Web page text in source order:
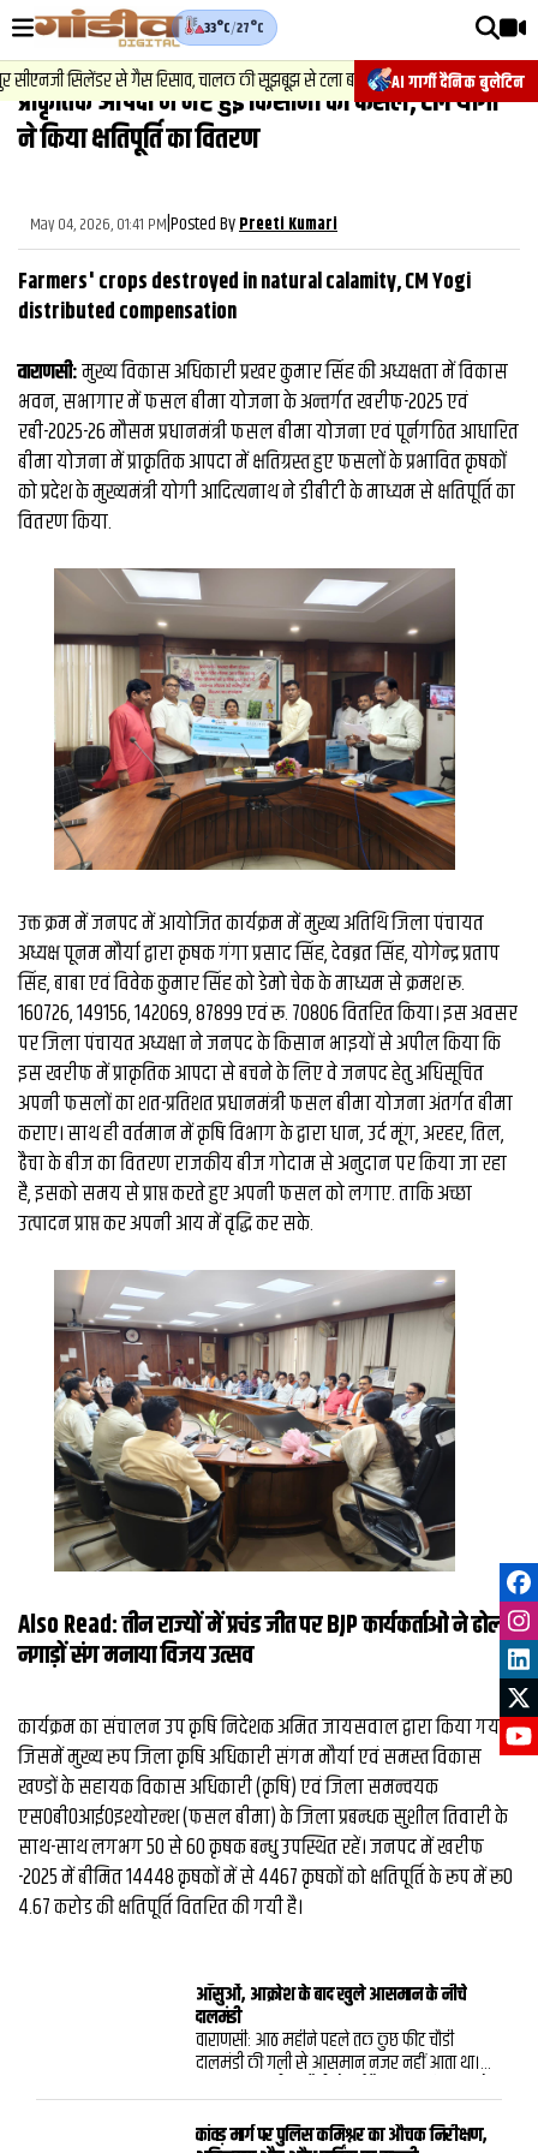
AI गार्गी दैनिक बुलेटिन
33°C/27°C
सिलेंडर से गैस रिसाव, चालक की सूझबूझ से टला बड़ा हादसा. 2.न्यूज़-चेसिस
वीडियोज़
वाराणसी न्यूज़
राजनीति
साहित्य
संस्कृति
ख़ान पान और जीवनशैली
अंतरराष्ट्रीय
फैक्ट चेक
मौसम
देश
प्राकृतिक आपदा में नष्ट हुई किसानों की फसलें, CM योगी
ने किया क्षतिपूर्ति का वितरण
May 04, 2026, 01:41 PM|Posted ByPreeti Kumari
Farmers' crops destroyed in natural calamity, CM Yogi
distributed compensation
वाराणसी:मुख्य विकास अधिकारी प्रखर कुमार सिंह की अध्यक्षता में विकास
भवन, सभागार में फसल बीमा योजना के अन्तर्गत खरीफ-2025 एवं
रबी-2025-26 मौसम प्रधानमंत्री फसल बीमा योजना एवं पूर्नगठित आधारित
बीमा योजना में प्राकृतिक आपदा में क्षतिग्रस्त हुए फसलों के प्रभावित कृषकों
को प्रदेश के मुख्यमंत्री योगी आदित्यनाथ ने डीबीटी के माध्यम से क्षतिपूर्ति का
वितरण किया.
उक्त क्रम में जनपद में आयोजित कार्यक्रम में मुख्य अतिथि जिला पंचायत
अध्यक्ष पूनम मौर्या द्वारा कृषक गंगा प्रसाद सिंह, देवब्रत सिंह, योगेन्द्र प्रताप
सिंह, बाबा एवं विवेक कुमार सिंह को डेमो चेक के माध्यम से क्रमश रू.
160726, 149156, 142069, 87899 एवं रू. 70806 वितरित किया। इस अवसर
पर जिला पंचायत अध्यक्षा ने जनपद के किसान भाइयों से अपील किया कि
इस खरीफ में प्राकृतिक आपदा से बचने के लिए वे जनपद हेतु अधिसूचित
अपनी फसलों का शत-प्रतिशत प्रधानमंत्री फसल बीमा योजना अंतर्गत बीमा
कराए। साथ ही वर्तमान में कृषि विभाग के द्वारा धान, उर्द मूंग, अरहर, तिल,
ढैचा के बीज का वितरण राजकीय बीज गोदाम से अनुदान पर किया जा रहा
है, इसको समय से प्राप्त करते हुए अपनी फसल को लगाए. ताकि अच्छा
उत्पादन प्राप्त कर अपनी आय में वृद्धि कर सके.
Also Read:तीन राज्यों में प्रचंड जीत पर BJP कार्यकर्ताओं ने ढोल
नगाड़ों संग मनाया विजय उत्सव
कार्यक्रम का संचालन उप कृषि निदेशक अमित जायसवाल द्वारा किया गया।
जिसमें मुख्य रूप जिला कृषि अधिकारी संगम मौर्या एवं समस्त विकास
खण्डों के सहायक विकास अधिकारी (कृषि) एवं जिला समन्वयक
एस0बी0आई0इश्योरन्श (फसल बीमा) के जिला प्रबन्धक सुशील तिवारी के
साथ-साथ लगभग 50 से 60 कृषक बन्धु उपस्थित रहें। जनपद में खरीफ
-2025 में बीमित 14448 कृषकों में से 4467 कृषकों को क्षतिपूर्ति के रूप में रू0
4.67 करोड की क्षतिपूर्ति वितरित की गयी है।
आँसुओं, आक्रोश के बाद खुले आसमान के नीचे
दालमंडी
वाराणसी: आठ महीने पहले तक कुछ फीट चौडी
दालमंडी की गली से आसमान नजर नहीं आता था।
साथ इसके रोड बनने की शुरुआत भी हो गई। लेकिन
यह बदलाव यूं ही नहीं हो गया। इस गली में बसे सैकड़ों
कांवड़ मार्ग पर पुलिस कमिश्नर का औचक निरीक्षण,